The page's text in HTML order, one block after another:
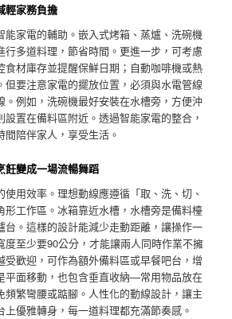
輕家務負擔
能家電的輔助。嵌入式烤箱、蒸爐、洗碗機
行多道料理，節省時間。更進一步，可考慮
食材庫存並提醒保鮮日期；自動咖啡機或熱
但要注意家電的擺放位置，必須與水電管線
。例如，洗碗機最好安裝在水槽旁，方便沖
置在備料區附近。透過智能家電的整合，
陪伴家人，享受生活。
飪變成一場流暢舞蹈
用效率。理想動線應遵循「取、洗、切、
形工作區。冰箱靠近水槽，水槽旁是備料檯
台。這樣的設計能減少走動距離，讓操作一
度至少要90公分，才能讓兩人同時作業不擁
受歡迎，可作為額外備料區或早餐吧台，增
平面移動，也包含垂直收納—常用物品放在
頻繁彎腰或踮腳。人性化的動線設計，讓主
優雅轉身，每一道料理都充滿節奏感。